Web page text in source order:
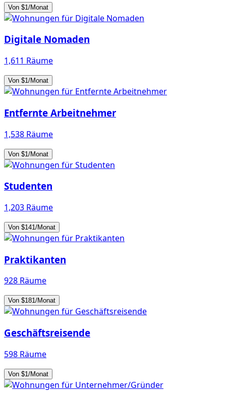
Von $1/Monat
Digitale Nomaden
1,611 Räume
Von $1/Monat
Entfernte Arbeitnehmer
1,538 Räume
Von $1/Monat
Studenten
1,203 Räume
Von $141/Monat
Praktikanten
928 Räume
Von $181/Monat
Geschäftsreisende
598 Räume
Von $1/Monat